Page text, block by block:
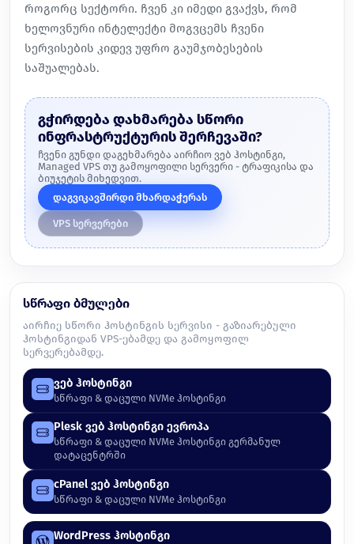
როგორც სექტორი. ჩვენ კი იმედი გვაქვს, რომ
ხელოვნური ინტელექტი მოგვცემს ჩვენი
სერვისების კიდევ უფრო გაუმჯობესების
საშუალებას.
გჭირდება დახმარება სწორი
ინფრასტრუქტურის შერჩევაში?
ჩვენი გუნდი დაგეხმარება აირჩიო ვებ ჰოსტინგი,
Managed VPS თუ გამოყოფილი სერვერი - ტრაფიკისა და
ბიუჯეტის მიხედვით.
დაგვიკავშირდი მხარდაჭერას
VPS სერვერები
სწრაფი ბმულები
აირჩიე სწორი ჰოსტინგის სერვისი - გაზიარებული
ჰოსტინგიდან VPS-ებამდე და გამოყოფილ
სერვერებამდე.
ვებ ჰოსტინგი
სწრაფი & დაცული NVMe ჰოსტინგი
Plesk ვებ ჰოსტინგი ევროპა
სწრაფი & დაცული NVMe ჰოსტინგი გერმანულ
დატაცენტრში
cPanel ვებ ჰოსტინგი
სწრაფი & დაცული NVMe ჰოსტინგი
WordPress ჰოსტინგი